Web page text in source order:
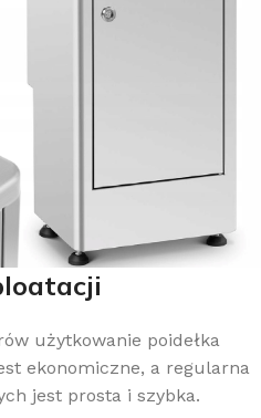
użytkowanie poidełka
ekonomiczne, a regularna
jest prosta i szybka.